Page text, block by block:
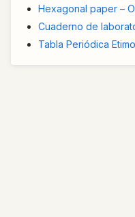
Hexagonal paper –
Cuaderno de
Tabla Periódica